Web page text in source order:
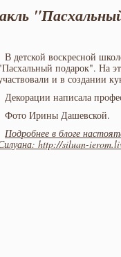
В детской воскресной
подарок". На
и в создании
Декорации написала
Фото Ирины Дашевской.
Подробнее в блоге
http://siluan-